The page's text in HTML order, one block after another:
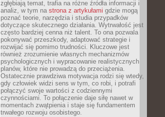
zgłębiają temat, trafia na różne źródła informacji i
analiz, w tym na strona z artykułami gdzie mogą
poznać teorie, narzędzia i studia przypadków
dotyczące skutecznego działania. Wytrwałość jest
często bardziej cenna niż talent. To ona pozwala
pokonywać przeszkody, adaptować strategie i
rozwijać się pomimo trudności. Kluczowe jest
również zrozumienie własnych mechanizmów
psychologicznych i wypracowanie realistycznych
planów, które nie prowadzą do przeciążenia.
Ostatecznie prawdziwa motywacja rodzi się wtedy,
gdy człowiek widzi sens w tym, co robi, i potrafi
połączyć swoje wartości z codziennymi
czynnościami. To połączenie daje siłę nawet w
momentach zwątpienia i staje się fundamentem
trwałego rozwoju osobistego.